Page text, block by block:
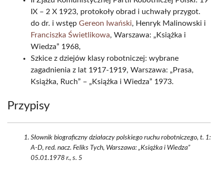
IX – 2 X 1923, protokoły obrad i uchwały przygot.
do dr. i wstęp Gereon Iwański, Henryk Malinowski i
Franciszka Świetlikowa, Warszawa: „Książka i
Wiedza” 1968,
Szkice z dziejów klasy robotniczej: wybrane
zagadnienia z lat 1917-1919, Warszawa: „Prasa,
Książka, Ruch” – „Książka i Wiedza” 1973.
Przypisy
Słownik biograficzny działaczy polskiego ruchu robotniczego, t. 1:
A-D, red. nacz. Feliks Tych, Warszawa: „Książka i Wiedza”
05.01.1978 r., s. 5